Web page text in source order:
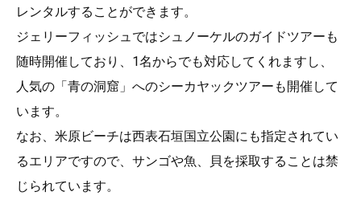
レンタルすることができます。
ジェリーフィッシュではシュノーケルのガイドツアーも
随時開催しており、1名からでも対応してくれますし、
人気の「青の洞窟」へのシーカヤックツアーも開催して
います。
なお、米原ビーチは西表石垣国立公園にも指定されてい
るエリアですので、サンゴや魚、貝を採取することは禁
じられています。